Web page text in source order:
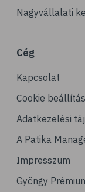
#
# edzés
# fizikai
#
# relaxáció
# sportolás
Nagyvállalati
Cég
Kapcsolat
Cookie
Adatkezelési
A Patika
Impresszum
Gyöngy